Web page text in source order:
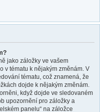
jako záložky ve vašem
v tématu k nějakým změnám. V
tématu, což znamená, že
dojde k nějakým změnám.
když dojde ve sledovaném
upozornění pro záložky a
panelu“ na záložce